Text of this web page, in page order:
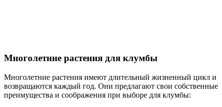
Многолетние растения для клумбы
Многолетние растения имеют длительный жизненный цикл и
возвращаются каждый год. Они предлагают свои собственные
преимущества и соображения при выборе для клумбы: